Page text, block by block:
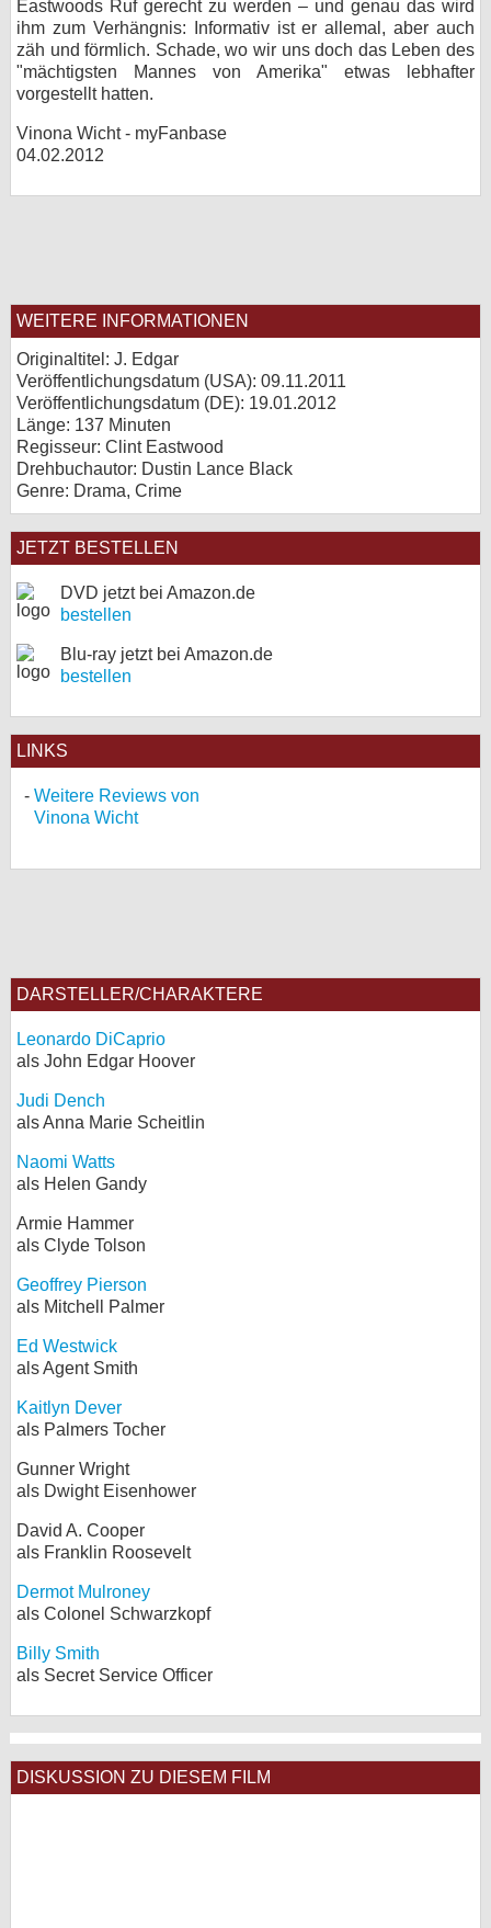
Eastwoods Ruf gerecht zu werden – und genau das wird
ihm zum Verhängnis: Informativ ist er allemal, aber auch
zäh und förmlich. Schade, wo wir uns doch das Leben des
"mächtigsten Mannes von Amerika" etwas lebhafter
vorgestellt hatten.
Vinona Wicht - myFanbase
04.02.2012
WEITERE INFORMATIONEN
Originaltitel: J. Edgar
Veröffentlichungsdatum (USA): 09.11.2011
Veröffentlichungsdatum (DE): 19.01.2012
Länge: 137 Minuten
Regisseur: Clint Eastwood
Drehbuchautor: Dustin Lance Black
Genre: Drama, Crime
JETZT BESTELLEN
DVD jetzt bei Amazon.de
bestellen
Blu-ray jetzt bei Amazon.de
bestellen
LINKS
Weitere Reviews von
Vinona Wicht
DARSTELLER/CHARAKTERE
Leonardo DiCaprio
als John Edgar Hoover
Judi Dench
als Anna Marie Scheitlin
Naomi Watts
als Helen Gandy
Armie Hammer
als Clyde Tolson
Geoffrey Pierson
als Mitchell Palmer
Ed Westwick
als Agent Smith
Kaitlyn Dever
als Palmers Tocher
Gunner Wright
als Dwight Eisenhower
David A. Cooper
als Franklin Roosevelt
Dermot Mulroney
als Colonel Schwarzkopf
Billy Smith
als Secret Service Officer
DISKUSSION ZU DIESEM FILM